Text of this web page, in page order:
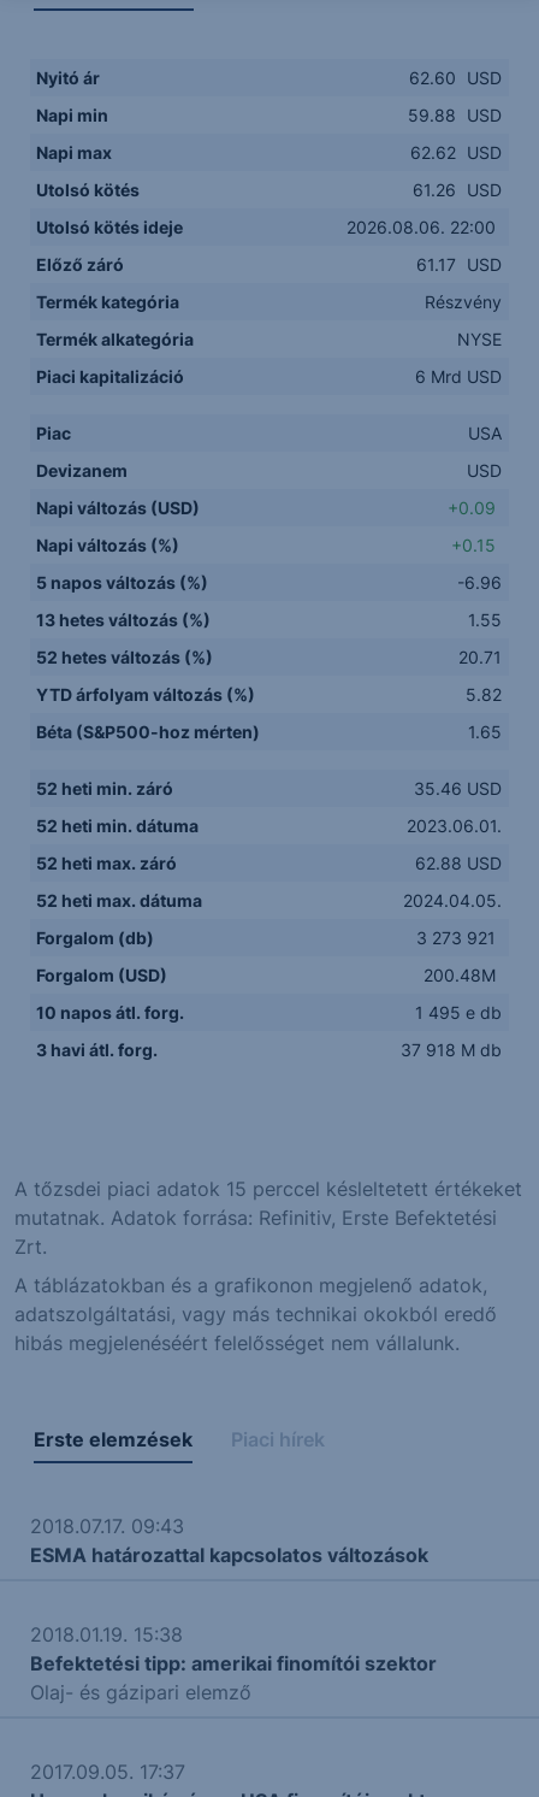
Nyitó ár 62.60
USD
Napi min
59.88
USD
Napi max
62.62 USD
Utolsó kötés
61.26
USD
Utolsó kötés ideje
2026.08.06. 22:00
Előző záró
61.17
USD
Termék kategória
Részvény
Termék alkategória
NYSE
Piaci kapitalizáció
6 Mrd USD
Piac
USA
Devizanem
USD
Napi változás (USD)
+0.09
Napi változás (%)
+0.15
5 napos változás (%)
-6.96
13 hetes változás (%)
1.55
52 hetes változás (%)
20.71
YTD árfolyam változás (%)
5.82
Béta (S&P500-hoz mérten)
1.65
52 heti min. záró
35.46 USD
52 heti min. dátuma
2023.06.01.
52 heti max. záró
62.88 USD
52 heti max. dátuma
2024.04.05.
Forgalom (db)
3 273 921
Forgalom (USD)
200.48M
10 napos átl. forg.
1 495 e db
3 havi átl. forg.
37 918 M db
A tőzsdei piaci adatok 15 perccel késleltetett értékeket
mutatnak. Adatok forrása: Refinitiv, Erste Befektetési
Zrt.
A táblázatokban és a grafikonon megjelenő adatok,
adatszolgáltatási, vagy más technikai okokból eredő
hibás megjelenéséért felelősséget nem vállalunk.
Erste elemzések Piaci hírek
2018.07.17. 09:43
ESMA határozattal kapcsolatos változások
2018.01.19. 15:38
Befektetési tipp: amerikai finomítói szektor
Olaj- és gázipari elemző
2017.09.05. 17:37